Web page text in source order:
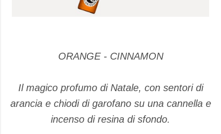
ORANGE - CINNAMON
Il magico profumo di Natale, con sentori di
arancia e chiodi di garofano su una cannella e
incenso di resina di sfondo.